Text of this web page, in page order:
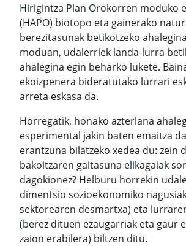
Hirigintza Plan Orokorren moduko
(HAPO) biotopo eta gainerako
berezitasunak betikotzeko
moduan, udalerriek landa-lurra
ahalegina egin beharko lukete.
ekoizpenera bideratutako lurrari
arreta eskasa da.
Horregatik, honako azterlana
esperimental jakin baten emaitza
erantzuna bilatzeko xedea du: zein
bakoitzaren gaitasuna elikagaiak
dagokionez? Helburu horrekin
dimentsio sozioekonomiko
sektorearen desmartxa) eta
(berez dituen ezaugarriak eta gaur
zaion erabilera) biltzen ditu.